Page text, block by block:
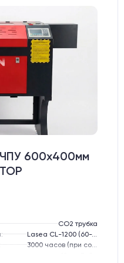
600х400мм
СО2 трубка
Lasea CL-1200 (60-75 Вт)
3000 часов (при соблюдении условий эксплуатации)